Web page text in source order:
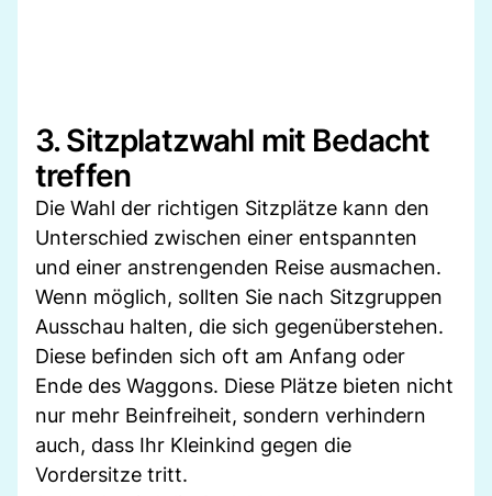
3. Sitzplatzwahl mit Bedacht
treffen
Die Wahl der richtigen Sitzplätze kann den
Unterschied zwischen einer entspannten
und einer anstrengenden Reise ausmachen.
Wenn möglich, sollten Sie nach Sitzgruppen
Ausschau halten, die sich gegenüberstehen.
Diese befinden sich oft am Anfang oder
Ende des Waggons. Diese Plätze bieten nicht
nur mehr Beinfreiheit, sondern verhindern
auch, dass Ihr Kleinkind gegen die
Vordersitze tritt.